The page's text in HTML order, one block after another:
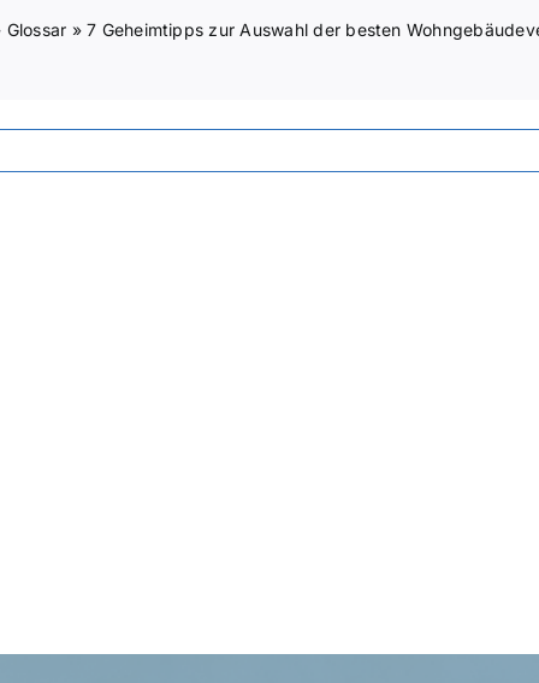
Glossar »7 Geheimtipps zur Auswahl der besten